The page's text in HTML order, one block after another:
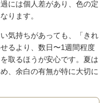
には個人差があり、色の定
ります。
気持ちがあっても、「きれ
るより、数日〜1週間程度
取るほうが安心です。夏は
、余白の有無が特に大切に